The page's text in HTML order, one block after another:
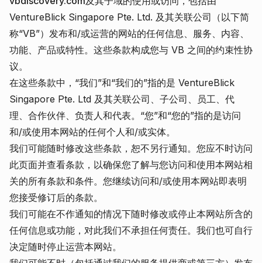
VentureBlick Singapore Pte. Ltd. 及其关联公司（以下简
称“VB”）发布和/或运营的网站的任何信息、服务、内容、
功能、产品或特性。这些条款构成您与 VB 之间的约束性协
议。
在这些条款中，“我们”和“我们的”指的是 VentureBlick
Singapore Pte. Ltd 及其关联公司、子公司、员工、代
理、合作伙伴、负责人和代表。“您”和“您的”指的是访问
和/或使用本网站的任何个人和/或实体。
我们可能随时修改这些条款，恕不另行通知。您应不时访问
此页面并查看条款，以确保您了解与您访问和使用本网站相
关的所有条款和条件。您继续访问和/或使用本网站即表明
您接受修订后的条款。
我们可能在不作通知的情况下随时修改或停止本网站所含的
任何信息或功能，对此我们不承担任何责任。我们也可自行
决定随时停止运营本网站。